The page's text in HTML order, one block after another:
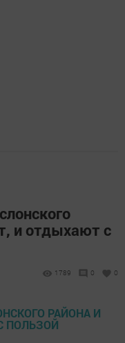
и отдыхают с
1789 0 0